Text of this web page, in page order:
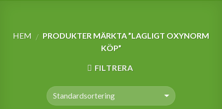
HEM / PRODUKTER MÄRKTA ”LAGLIGT OXYNORM
KÖP”
FILTRERA